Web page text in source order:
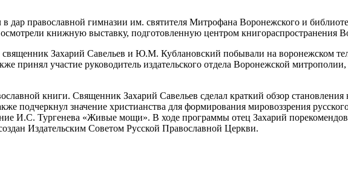
дар православной гимназии им. святителя Митрофана Воронежского и
книжную выставку, подготовленную центром книгораспространения
Захарий Савельев и Ю.М. Кублановский побывали на воронежском
принял участие руководитель издательского отдела Воронежской митрополии,
книги. Священник Захарий Савельев сделал краткий обзор становления
подчеркнул значение христианства для формирования мировоззрения
И.С. Тургенева «Живые мощи». В ходе программы отец Захарий
Издательским Советом Русской Православной Церкви.